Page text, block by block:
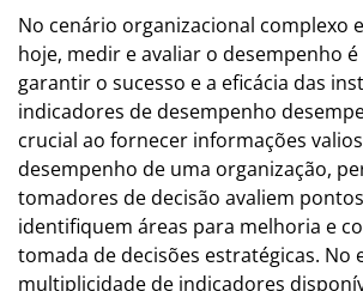
No cenário organizacional complexo
hoje, medir e avaliar o desempenho
garantir o sucesso e a eficácia das
indicadores de desempenho
crucial ao fornecer informações
desempenho de uma organização,
tomadores de decisão avaliem
identifiquem áreas para melhoria e
tomada de decisões estratégicas. No
multiplicidade de indicadores